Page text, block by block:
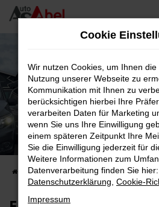
Zum
Fahrzeug-Showroom
Top Auswahl an Reisemobilen
Startseite Fahrzeugangebote
Cookie
Wir nutzen Cookies, um Ihnen
Nutzung unserer Webseite zu
Kommunikation mit Ihnen zu
berücksichtigen hierbei Ihre
verarbeiten Daten für Marketing
wenn Sie uns Ihre Einwilligung
einem späteren Zeitpunkt Ihre
Sie die Einwilligung jederzeit für
Weitere Informationen zum
Datenverarbeitung finden Sie hier:
Datenschutzerklärung Cookie-
Impressum